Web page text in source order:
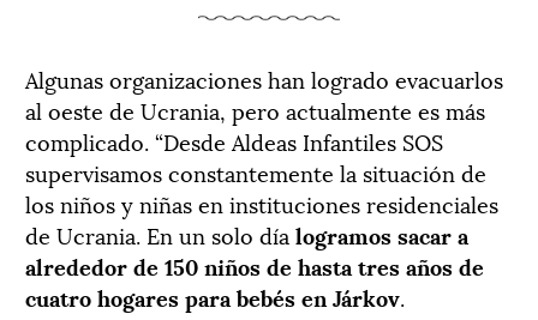
Algunas organizaciones han logrado evacuarlos
al oeste de Ucrania, pero actualmente es más
complicado. “Desde Aldeas Infantiles SOS
supervisamos constantemente la situación de
los niños y niñas en instituciones residenciales
de Ucrania. En un solo día logramos sacar a
alrededor de 150 niños de hasta tres años de
cuatro hogares para bebés en Járkov.